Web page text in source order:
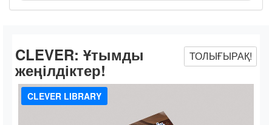
CLEVER: Ұтымды
жеңілдіктер!
ТОЛЫҒЫРАҚ!
CLEVER LIBRARY